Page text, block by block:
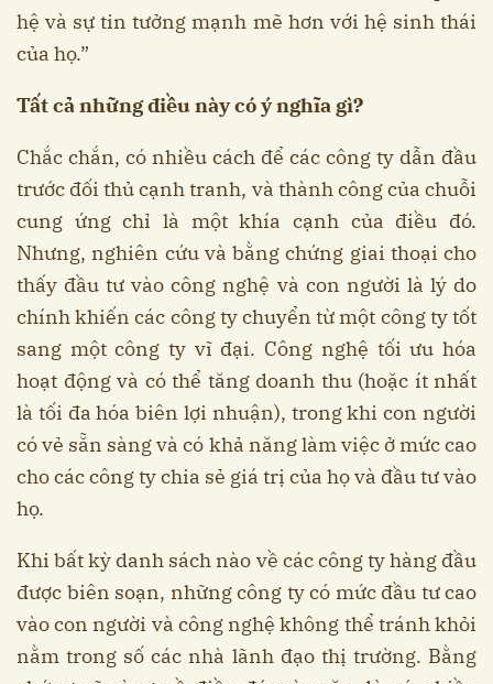
hệ và sự tin tưởng mạnh mẽ hơn với hệ sinh thái
của họ.”
Tất cả những điều này có ý nghĩa gì?
Chắc chắn, có nhiều cách để các công ty dẫn đầu
trước đối thủ cạnh tranh, và thành công của chuỗi
cung ứng chỉ là một khía cạnh của điều đó.
Nhưng, nghiên cứu và bằng chứng giai thoại cho
thấy đầu tư vào công nghệ và con người là lý do
chính khiến các công ty chuyển từ một công ty tốt
sang một công ty vĩ đại. Công nghệ tối ưu hóa
hoạt động và có thể tăng doanh thu (hoặc ít nhất
là tối đa hóa biên lợi nhuận), trong khi con người
có vẻ sẵn sàng và có khả năng làm việc ở mức cao
cho các công ty chia sẻ giá trị của họ và đầu tư vào
họ.
Khi bất kỳ danh sách nào về các công ty hàng đầu
được biên soạn, những công ty có mức đầu tư cao
vào con người và công nghệ không thể tránh khỏi
nằm trong số các nhà lãnh đạo thị trường. Bằng